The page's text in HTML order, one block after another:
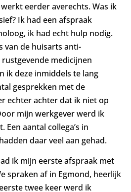
eerder averechts. Was ik
Ik had een afspraak
ik had echt hulp nodig.
van de huisarts anti-
medicijnen
ik deze inmiddels te lang
gesprekken met de
echter achter dat ik niet op
mijn werkgever werd ik
Een aantal collega’s in
daar veel aan gehad.
ik mijn eerste afspraak met
spraken af in Egmond, heerlijk
twee keer werd ik